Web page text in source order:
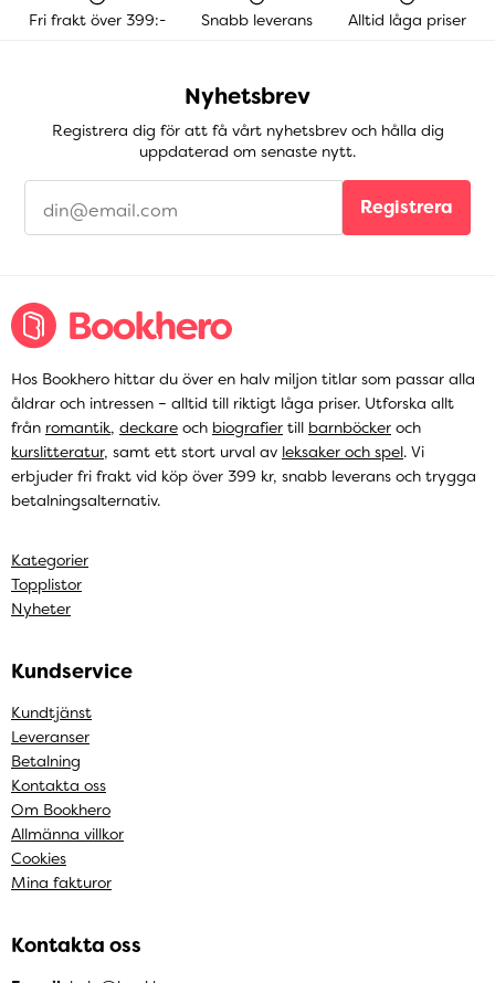
Fri frakt över 399:- Snabb leverans Alltid låga priser
Nyhetsbrev
Registrera dig för att få vårt nyhetsbrev och hålla dig
uppdaterad om senaste nytt.
Registrera
Hos Bookhero hittar du över en halv miljon titlar som passar alla
åldrar och intressen – alltid till riktigt låga priser. Utforska allt
från romantik, deckare och biografier till barnböcker och
kurslitteratur, samt ett stort urval av leksaker och spel. Vi
erbjuder fri frakt vid köp över 399 kr, snabb leverans och trygga
betalningsalternativ.
Kategorier
Topplistor
Nyheter
Kundservice
Kundtjänst
Leveranser
Betalning
Kontakta oss
Om Bookhero
Allmänna villkor
Cookies
Mina fakturor
Kontakta oss